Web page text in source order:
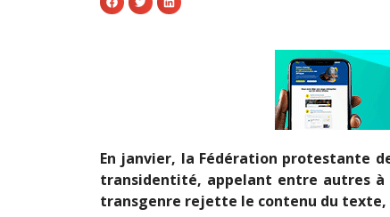
En janvier, la Fédération protestante
transidentité, appelant entre autres à
transgenre rejette le contenu du texte,